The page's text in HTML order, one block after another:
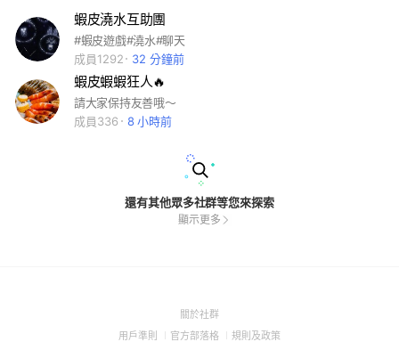
蝦皮澆水互助團
#蝦皮遊戲#澆水#聊天
成員1292
32 分鐘前
蝦皮蝦蝦狂人🔥
請大家保持友善哦～
成員336
8 小時前
還有其他眾多社群等您來探索
顯示更多
關於社群(Open
用戶準則 (Open
官方部落格 (Open
規則及政策(Open